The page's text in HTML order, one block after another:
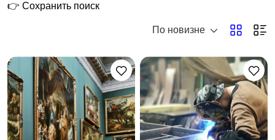
Хобби и развлечения Животные
Бизнес и
Красота и здоровье
👉 Сохранить поиск
По новизне